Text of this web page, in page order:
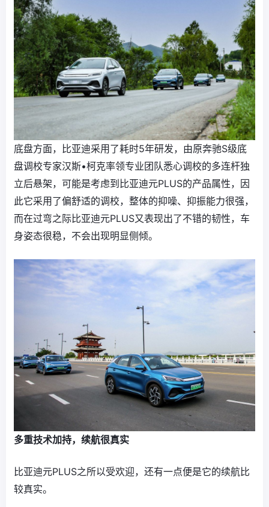
底盘方面，比亚迪采用了耗时5年研发，由原奔驰S级底
盘调校专家汉斯•柯克率领专业团队悉心调校的多连杆独
立后悬架，可能是考虑到比亚迪元PLUS的产品属性，因
此它采用了偏舒适的调校，整体的抑噪、抑振能力很强，
而在过弯之际比亚迪元PLUS又表现出了不错的韧性，车
身姿态很稳，不会出现明显侧倾。
多重技术加持，续航很真实
比亚迪元PLUS之所以受欢迎，还有一点便是它的续航比
较真实。